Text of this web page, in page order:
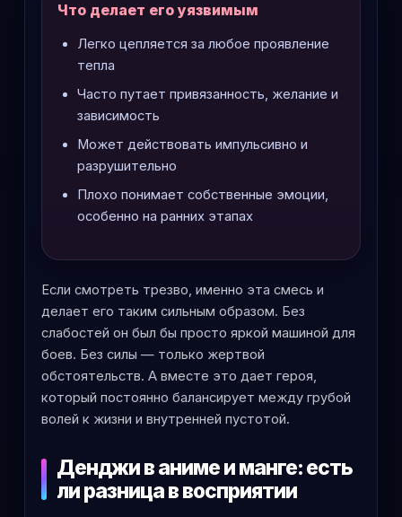
Что делает его уязвимым
Легко цепляется за любое проявление
тепла
Часто путает привязанность, желание и
зависимость
Может действовать импульсивно и
разрушительно
Плохо понимает собственные эмоции,
особенно на ранних этапах
Если смотреть трезво, именно эта смесь и
делает его таким сильным образом. Без
слабостей он был бы просто яркой машиной для
боев. Без силы — только жертвой
обстоятельств. А вместе это дает героя,
который постоянно балансирует между грубой
волей к жизни и внутренней пустотой.
Денджи в аниме и манге: есть
ли разница в восприятии